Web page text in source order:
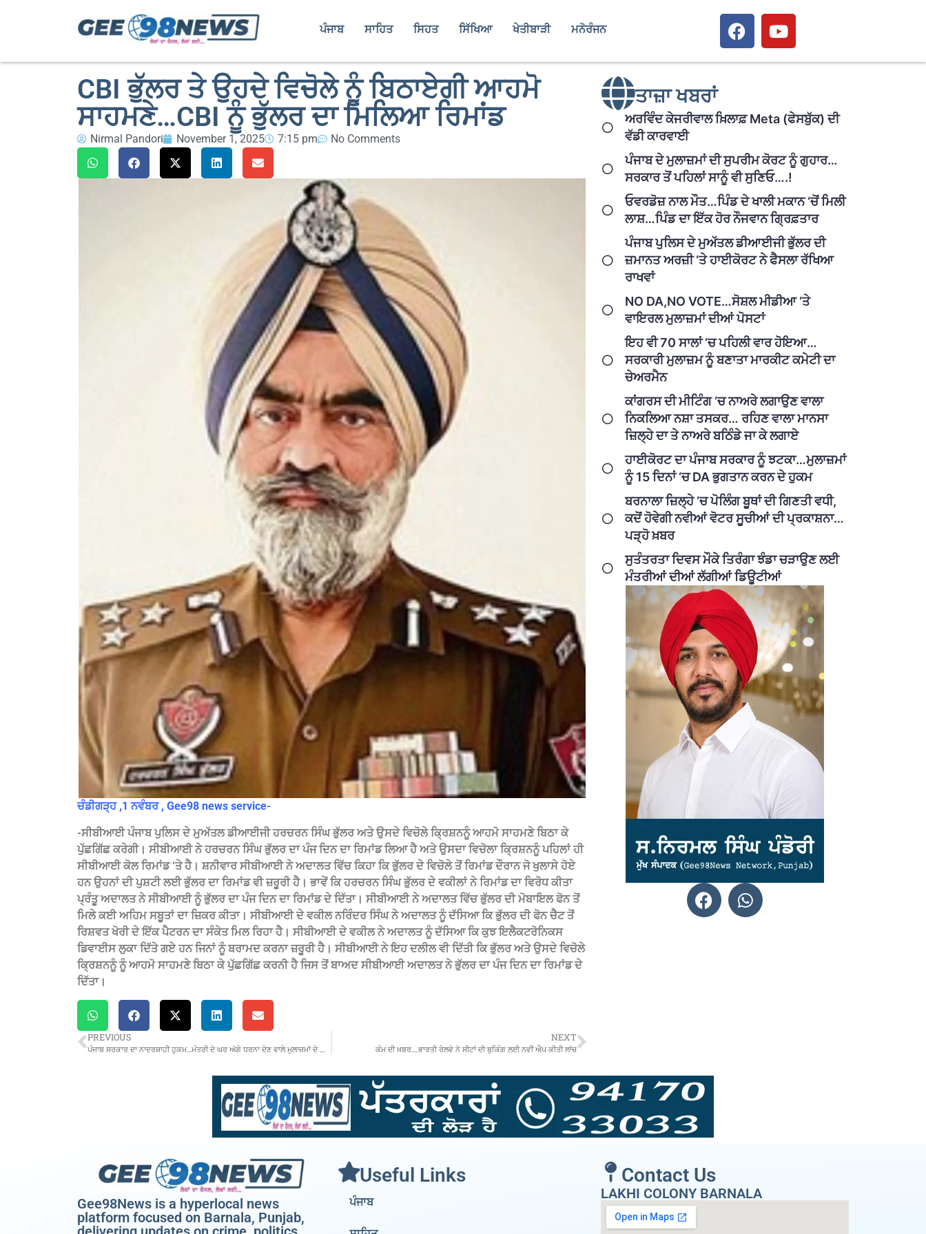
ਪੰਜਾਬ ਸਾਹਿਤ ਸਿਹਤ ਸਿੱਖਿਆ ਖੇਤੀਬਾੜੀ ਮਨੋਰੰਜਨ
CBI ਭੁੱਲਰ ਤੇ ਉਹਦੇ ਵਿਚੋਲੇ ਨੂੰ ਬਿਠਾਏਗੀ ਆਹਮੋ
ਸਾਹਮਣੇ…CBI ਨੂੰ ਭੁੱਲਰ ਦਾ ਮਿਲਿਆ ਰਿਮਾਂਡ
Nirmal Pandori November 1, 2025 7:15 pm No Comments
ਚੰਡੀਗੜ੍ਹ ,1 ਨਵੰਬਰ , Gee98 news service-
-ਸੀਬੀਆਈ ਪੰਜਾਬ ਪੁਲਿਸ ਦੇ ਮੁਅੱਤਲ ਡੀਆਈਜੀ ਹਰਚਰਨ ਸਿੰਘ ਭੁੱਲਰ ਅਤੇ ਉਸਦੇ ਵਿਚੋਲੇ ਕ੍ਰਿਸ਼ਨਨੂੰ ਆਹਮੋ ਸਾਹਮਣੇ ਬਿਠਾ ਕੇ
ਪੁੱਛਗਿੱਛ ਕਰੇਗੀ। ਸੀਬੀਆਈ ਨੇ ਹਰਚਰਨ ਸਿੰਘ ਭੁੱਲਰ ਦਾ ਪੰਜ ਦਿਨ ਦਾ ਰਿਮਾਂਡ ਲਿਆ ਹੈ ਅਤੇ ਉਸਦਾ ਵਿਚੋਲਾ ਕ੍ਰਿਸ਼ਨਨੂੰ ਪਹਿਲਾਂ ਹੀ
ਸੀਬੀਆਈ ਕੋਲ ਰਿਮਾਂਡ ‘ਤੇ ਹੈ। ਸ਼ਨੀਵਾਰ ਸੀਬੀਆਈ ਨੇ ਅਦਾਲਤ ਵਿੱਚ ਕਿਹਾ ਕਿ ਭੁੱਲਰ ਦੇ ਵਿਚੋਲੇ ਤੋਂ ਰਿਮਾਂਡ ਦੌਰਾਨ ਜੋ ਖੁਲਾਸੇ ਹੋਏ
ਹਨ ਉਹਨਾਂ ਦੀ ਪੁਸ਼ਟੀ ਲਈ ਭੁੱਲਰ ਦਾ ਰਿਮਾਂਡ ਵੀ ਜ਼ਰੂਰੀ ਹੈ। ਭਾਵੇਂ ਕਿ ਹਰਚਰਨ ਸਿੰਘ ਭੁੱਲਰ ਦੇ ਵਕੀਲਾਂ ਨੇ ਰਿਮਾਂਡ ਦਾ ਵਿਰੋਧ ਕੀਤਾ
ਪ੍ਰੰਤੂ ਅਦਾਲਤ ਨੇ ਸੀਬੀਆਈ ਨੂੰ ਭੁੱਲਰ ਦਾ ਪੰਜ ਦਿਨ ਦਾ ਰਿਮਾਂਡ ਦੇ ਦਿੱਤਾ। ਸੀਬੀਆਈ ਨੇ ਅਦਾਲਤ ਵਿੱਚ ਭੁੱਲਰ ਦੀ ਮੋਬਾਇਲ ਫੋਨ ਤੋਂ
ਮਿਲੇ ਕਈ ਅਹਿਮ ਸਬੂਤਾਂ ਦਾ ਜ਼ਿਕਰ ਕੀਤਾ। ਸੀਬੀਆਈ ਦੇ ਵਕੀਲ ਨਰਿੰਦਰ ਸਿੰਘ ਨੇ ਅਦਾਲਤ ਨੂੰ ਦੱਸਿਆ ਕਿ ਭੁੱਲਰ ਦੀ ਫੋਨ ਚੈਟ ਤੋਂ
ਰਿਸ਼ਵਤ ਖੋਰੀ ਦੇ ਇੱਕ ਪੈਟਰਨ ਦਾ ਸੰਕੇਤ ਮਿਲ ਰਿਹਾ ਹੈ। ਸੀਬੀਆਈ ਦੇ ਵਕੀਲ ਨੇ ਅਦਾਲਤ ਨੂੰ ਦੱਸਿਆ ਕਿ ਕੁਝ ਇਲੈਕਟਰੋਨਿਕਸ
ਡਿਵਾਈਸ ਲੁਕਾ ਦਿੱਤੇ ਗਏ ਹਨ ਜਿਨਾਂ ਨੂੰ ਬਰਾਮਦ ਕਰਨਾ ਜ਼ਰੂਰੀ ਹੈ। ਸੀਬੀਆਈ ਨੇ ਇਹ ਦਲੀਲ ਵੀ ਦਿੱਤੀ ਕਿ ਭੁੱਲਰ ਅਤੇ ਉਸਦੇ ਵਿਚੋਲੇ
ਕ੍ਰਿਸ਼ਨਨੂੰ ਨੂੰ ਆਹਮੋ ਸਾਹਮਣੇ ਬਿਠਾ ਕੇ ਪੁੱਛਗਿੱਛ ਕਰਨੀ ਹੈ ਜਿਸ ਤੋਂ ਬਾਅਦ ਸੀਬੀਆਈ ਅਦਾਲਤ ਨੇ ਭੁੱਲਰ ਦਾ ਪੰਜ ਦਿਨ ਦਾ ਰਿਮਾਂਡ ਦੇ
ਦਿੱਤਾ।
PREVIOUS NEXT
ਕੰਮ ਦੀ ਖ਼ਬਰ….ਭਾਰਤੀ ਰੇਲਵੇ ਨੇ ਸੀਟਾਂ ਦੀ ਬੁਕਿੰਗ ਲਈ ਨਵੀਂ ਐਪ ਕੀਤੀ ਲਾਂਚ
ਤਾਜ਼ਾ ਖਬਰਾਂ
ਅਰਵਿੰਦ ਕੇਜਰੀਵਾਲ ਖ਼ਿਲਾਫ਼ Meta (ਫੇਸਬੁੱਕ) ਦੀ
ਵੱਡੀ ਕਾਰਵਾਈ
ਪੰਜਾਬ ਦੇ ਮੁਲਾਜ਼ਮਾਂ ਦੀ ਸੁਪਰੀਮ ਕੋਰਟ ਨੂੰ ਗੁਹਾਰ…
ਸਰਕਾਰ ਤੋਂ ਪਹਿਲਾਂ ਸਾਨੂੰ ਵੀ ਸੁਣਿਓ….!
ਓਵਰਡੋਜ਼ ਨਾਲ ਮੌਤ…ਪਿੰਡ ਦੇ ਖਾਲੀ ਮਕਾਨ ‘ਚੋਂ ਮਿਲੀ
ਲਾਸ਼…ਪਿੰਡ ਦਾ ਇੱਕ ਹੋਰ ਨੌਜਵਾਨ ਗ੍ਰਿਫ਼ਤਾਰ
ਪੰਜਾਬ ਪੁਲਿਸ ਦੇ ਮੁਅੱਤਲ ਡੀਆਈਜੀ ਭੁੱਲਰ ਦੀ
ਜ਼ਮਾਨਤ ਅਰਜ਼ੀ ‘ਤੇ ਹਾਈਕੋਰਟ ਨੇ ਫੈਸਲਾ ਰੱਖਿਆ
ਰਾਖਵਾਂ
NO DA,NO VOTE…ਸੋਸ਼ਲ ਮੀਡੀਆ ‘ਤੇ
ਵਾਇਰਲ ਮੁਲਾਜ਼ਮਾਂ ਦੀਆਂ ਪੋਸਟਾਂ
ਇਹ ਵੀ 70 ਸਾਲਾਂ ‘ਚ ਪਹਿਲੀ ਵਾਰ ਹੋਇਆ…
ਸਰਕਾਰੀ ਮੁਲਾਜ਼ਮ ਨੂੰ ਬਣਾਤਾ ਮਾਰਕੀਟ ਕਮੇਟੀ ਦਾ
ਚੇਅਰਮੈਨ
ਕਾਂਗਰਸ ਦੀ ਮੀਟਿੰਗ ‘ਚ ਨਾਅਰੇ ਲਗਾਉਣ ਵਾਲਾ
ਨਿਕਲਿਆ ਨਸ਼ਾ ਤਸਕਰ… ਰਹਿਣ ਵਾਲਾ ਮਾਨਸਾ
ਜ਼ਿਲ੍ਹੇ ਦਾ ਤੇ ਨਾਅਰੇ ਬਠਿੰਡੇ ਜਾ ਕੇ ਲਗਾਏ
ਹਾਈਕੋਰਟ ਦਾ ਪੰਜਾਬ ਸਰਕਾਰ ਨੂੰ ਝਟਕਾ…ਮੁਲਾਜ਼ਮਾਂ
ਨੂੰ 15 ਦਿਨਾਂ ‘ਚ DA ਭੁਗਤਾਨ ਕਰਨ ਦੇ ਹੁਕਮ
ਬਰਨਾਲਾ ਜ਼ਿਲ੍ਹੇ ‘ਚ ਪੋਲਿੰਗ ਬੂਥਾਂ ਦੀ ਗਿਣਤੀ ਵਧੀ,
ਕਦੋਂ ਹੋਵੇਗੀ ਨਵੀਆਂ ਵੋਟਰ ਸੂਚੀਆਂ ਦੀ ਪ੍ਰਕਾਸ਼ਨਾ…
ਪੜ੍ਹੋ ਖ਼ਬਰ
ਸੁਤੰਤਰਤਾ ਦਿਵਸ ਮੌਕੇ ਤਿਰੰਗਾ ਝੰਡਾ ਚੜਾਉਣ ਲਈ
ਮੰਤਰੀਆਂ ਦੀਆਂ ਲੱਗੀਆਂ ਡਿਊਟੀਆਂ
Gee98News is a hyperlocal news
platform focused on Barnala, Punjab,
Useful Links
ਪੰਜਾਬ
Contact Us
LAKHI COLONY BARNALA